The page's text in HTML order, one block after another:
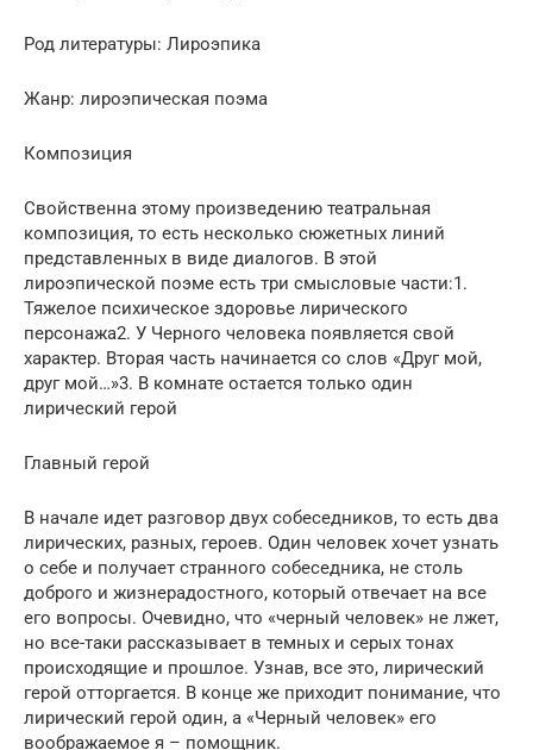
Род литературы: Лироэпика
Жанр: лироэпическая поэма
Композиция
Свойственна этому произведению театральная
композиция, то есть несколько сюжетных линий
представленных в виде диалогов. В этой
лироэпической поэме есть три смысловые части:1.
Тяжелое психическое здоровье лирического
персонажа2. У Черного человека появляется свой
характер. Вторая часть начинается со слов «Друг мой,
друг мой…»3. В комнате остается только один
лирический герой
Главный герой
В начале идет разговор двух собеседников, то есть два
лирических, разных, героев. Один человек хочет узнать
о себе и получает странного собеседника, не столь
доброго и жизнерадостного, который отвечает на все
его вопросы. Очевидно, что «черный человек» не лжет,
но все-таки рассказывает в темных и серых тонах
происходящие и прошлое. Узнав, все это, лирический
герой отторгается. В конце же приходит понимание, что
лирический герой один, а «Черный человек» его
воображаемое я – помощник.